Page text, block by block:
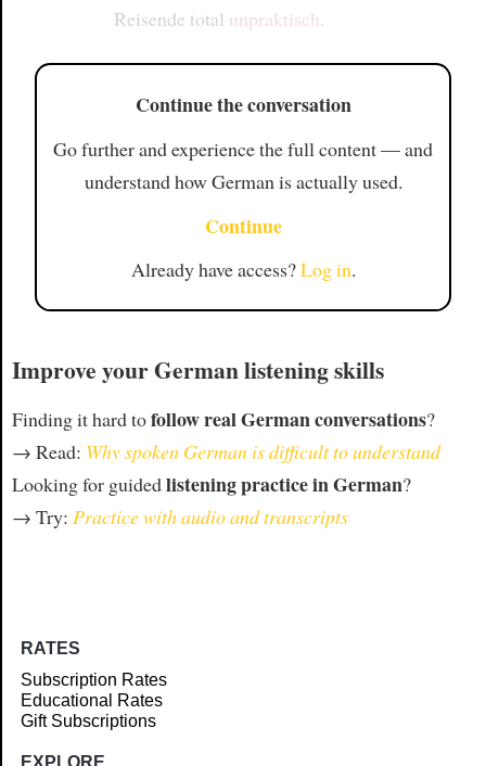
Reisende total unpraktisch.
Continue the conversation
Go further and experience the full content — and
understand how German is actually used.
Continue
Already have access?Log in.
Improve your German listening skills
Finding it hard tofollow real German conversations?
→ Read: Why spoken German is difficult to understand
Looking for guidedlistening practice in German?
→ Try: Practice with audio and transcripts
RATES
Subscription Rates
Educational Rates
Gift Subscriptions
EXPLORE